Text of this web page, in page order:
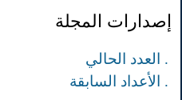
إصدارات المجلة
. العدد الحالي
. الأعداد السابقة